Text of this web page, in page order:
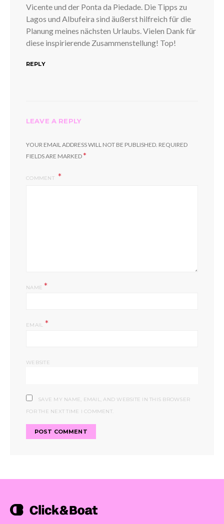
Vicente und der Ponta da Piedade. Die Tipps zu
Lagos und Albufeira sind äußerst hilfreich für die
Planung meines nächsten Urlaubs. Vielen Dank für
diese inspirierende Zusammenstellung! Top!
REPLY
LEAVE A REPLY
YOUR EMAIL ADDRESS WILL NOT BE PUBLISHED. REQUIRED
FIELDS ARE MARKED*
COMMENT
NAME*
EMAIL *
WEBSITE
SAVE MY NAME, EMAIL, AND WEBSITE IN THIS BROWSER
FOR THE NEXT TIME I COMMENT.